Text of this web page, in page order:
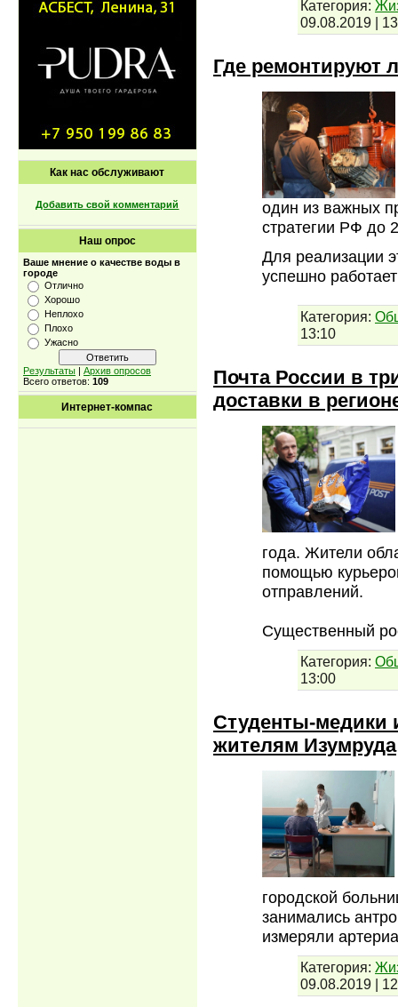
Как нас обслуживают
Добавить свой комментарий
Наш опрос
Ваше мнение о качестве воды в
городе
Отлично
Хорошо
Неплохо
Плохо
Ужасно
Результаты | Архив опросов
Всего ответов: 109
Интернет-компас
Категория:
09.08.2019 |
Где ремонтируют
один из важных
стратегии РФ до
Для реализации
успешно
Категория:
13:10
Почта России в
доставки в
года. Жители
помощью
отправлений.
Существенный
Категория:
13:00
Студенты-медики
жителям Изумруда
городской
занимались
измеряли
Категория:
09.08.2019 |